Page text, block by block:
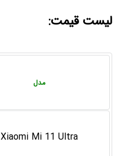
لیست قیمت:
مدل
Xiaomi Mi 11 Ultra